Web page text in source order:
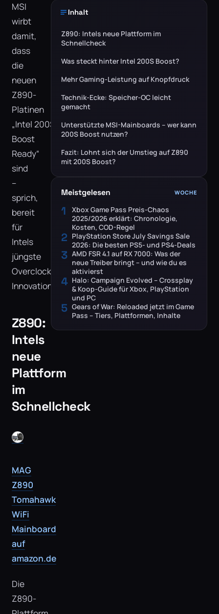
MSI
wirbt
damit,
dass
die
neuen
Z890-
Platinen
„Intel 200S
Boost
Ready“
sind
–
sprich,
bereit
für
Intels
jüngste
Overclocking-
Innovation.
Z890:
Intels
neue
Plattform
im
Schnellcheck
MAG
Z890
Tomahawk
WiFi
Mainboard
auf
amazon.de
Die
Z890-
Inhalt
Z890: Intels neue Plattform im
Schnellcheck
Was steckt hinter Intel 200S Boost?
Mehr Gaming-Leistung auf Knopfdruck
Technik-Ecke: Speicher-OC leicht
gemacht
Unterstützte MSI-Mainboards – wer kann
200S Boost nutzen?
Fazit: Lohnt sich der Umstieg auf Z890
mit 200S Boost?
Meistgelesen WOCHE
1
Xbox Game Pass Preis-Chaos
2025/2026 erklärt: Chronologie,
Kosten, COD-Regel
2 PlayStation Store July Savings Sale
2026: Die besten PS5- und PS4-Deals
3 AMD FSR 4.1 auf RX 7000: Was der
neue Treiber bringt – und wie du es
aktivierst
4 Halo: Campaign Evolved – Crossplay
& Koop-Guide für Xbox, PlayStation
und PC
5 Gears of War: Reloaded jetzt im Game
Pass – Tiers, Plattformen, Inhalte